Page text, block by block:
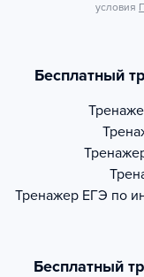
условия
Бесплатный
Тренажер ЕГЭ по
Бесплатный